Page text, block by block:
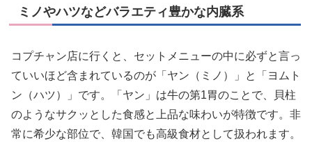
ミノやハツなどバラエティ豊かな内臓系
コプチャン店に行くと、セットメニューの中に必ずと言っ
ていいほど含まれているのが「ヤン（ミノ）」と「ヨムト
ン（ハツ）」です。「ヤン」は牛の第1胃のことで、貝柱
のようなサクッとした食感と上品な味わいが特徴です。非
常に希少な部位で、韓国でも高級食材として扱われます。